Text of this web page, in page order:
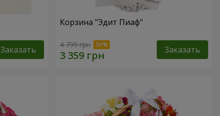
Заказать
Корзина "Эдит Пиаф"
4 799 грн Заказать